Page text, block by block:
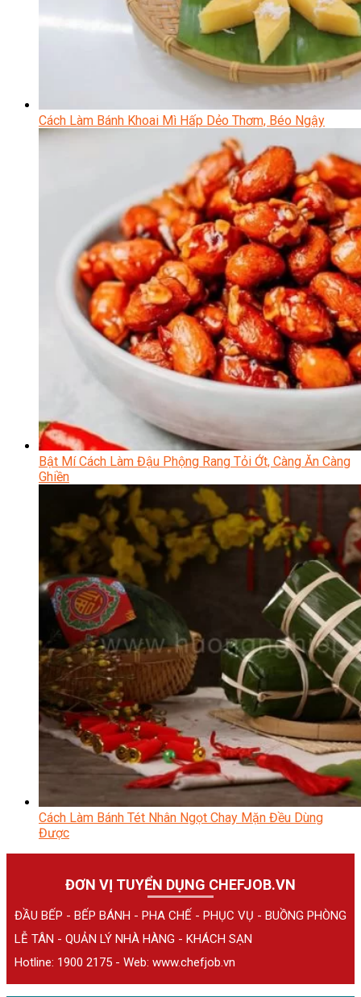
Cách Làm Bánh Khoai Mì Hấp Dẻo Thơm, Béo Ngậy
Bật Mí Cách Làm Đậu Phộng Rang Tỏi Ớt, Càng Ăn Càng
Ghiền
Cách Làm Bánh Tét Nhân Ngọt Chay Mặn Đều Dùng
Được
ĐƠN VỊ TUYỂN DỤNG CHEFJOB.VN
ĐẦU BẾP - BẾP BÁNH - PHA CHẾ - PHỤC VỤ - BUỒNG PHÒNG
LỄ TÂN - QUẢN LÝ NHÀ HÀNG - KHÁCH SẠN
Hotline: 1900 2175 - Web: www.chefjob.vn